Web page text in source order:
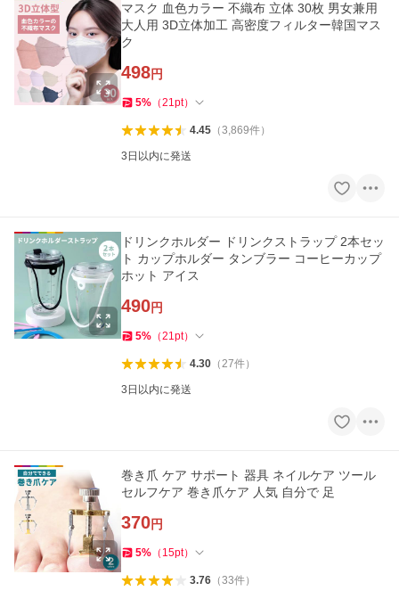
マスク 血色カラー 不織布 立体 30枚 男女兼用
大人用 3D立体加工 高密度フィルター韓国マス
ク
498円
5% （21pt）
4.45（3,869件）
3日以内に発送
ドリンクホルダー ドリンクストラップ 2本セッ
ト カップホルダー タンブラー コーヒーカップ
ホット アイス
490円
5% （21pt）
4.30（27件）
3日以内に発送
巻き爪 ケア サポート 器具 ネイルケア ツール
セルフケア 巻き爪ケア 人気 自分で 足
370円
5% （ 15pt）
3.76（33件）